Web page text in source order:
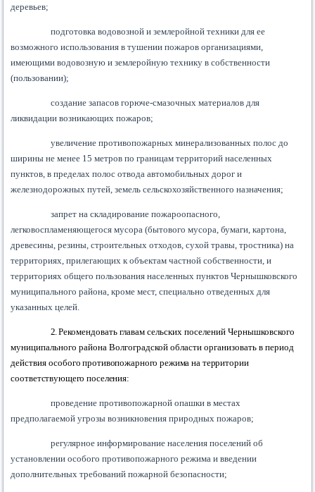
деревьев;
подготовка водовозной и землеройной техники для ее
возможного использования в тушении пожаров организациями,
имеющими водовозную и землеройную технику в собственности
(пользовании);
создание запасов горюче-смазочных материалов для
ликвидации возникающих пожаров;
увеличение противопожарных минерализованных полос до
ширины не менее 15 метров по границам территорий населенных
пунктов, в пределах полос отвода автомобильных дорог и
железнодорожных путей, земель сельскохозяйственного назначения;
запрет на складирование пожароопасного,
легковоспламеняющегося мусора (бытового мусора, бумаги, картона,
древесины, резины, строительных отходов, сухой травы, тростника) на
территориях, прилегающих к объектам частной собственности, и
территориях общего пользования населенных пунктов Чернышковского
муниципального района, кроме мест, специально отведенных для
указанных целей.
2. Рекомендовать главам сельских поселений Чернышковского
муниципального района Волгоградской области организовать в период
действияособого противопожарного режима на территории
соответствующего поселения:
проведение противопожарной опашки в местах
предполагаемой угрозы возникновения природных пожаров;
регулярное информирование населения поселений об
установлении особого противопожарного режима и введении
дополнительных требований пожарной безопасности;